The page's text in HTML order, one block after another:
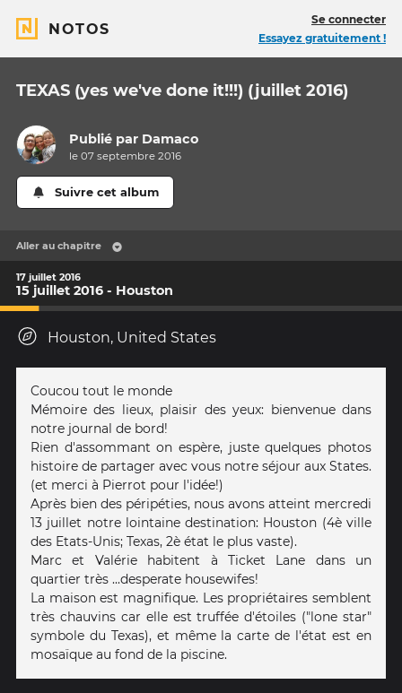
NOTOS
Se connecter
Essayez gratuitement !
TEXAS (yes we've done it!!!) (juillet 2016)
Publié par Damaco
le 07 septembre 2016
Suivre cet album
Aller au chapitre
17 juillet 2016
15 juillet 2016 - Houston
Houston, United States
Coucou tout le monde
Mémoire des lieux, plaisir des yeux: bienvenue dans
notre journal de bord!
Rien d'assommant on espère, juste quelques photos
histoire de partager avec vous notre séjour aux States.
(et merci à Pierrot pour l'idée!)
Après bien des péripéties, nous avons atteint mercredi
13 juillet notre lointaine destination: Houston (4è ville
des Etats-Unis; Texas, 2è état le plus vaste).
Marc et Valérie habitent à Ticket Lane dans un
quartier très ...desperate housewifes!
La maison est magnifique. Les propriétaires semblent
très chauvins car elle est truffée d'étoiles ("lone star"
symbole du Texas), et même la carte de l'état est en
mosaïque au fond de la piscine.